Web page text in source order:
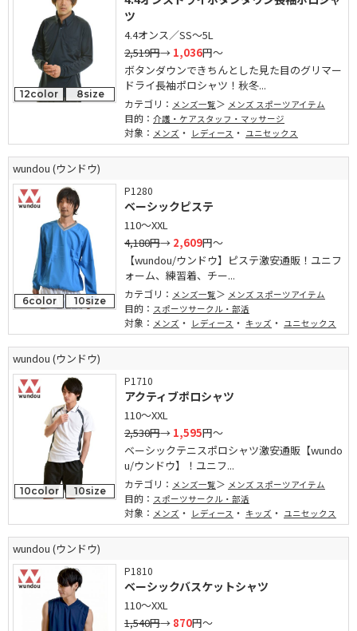
12color 8size
ツ
4.4オンス／SS～5L
2,519円→ 1,036円～
ボタンダウンできちんとした見た目のグリマー
ドライ長袖ポロシャツ！秋冬...
カテゴリ： メンズ一覧 メンズ スポーツアイテム
目的： 介護・ケアスタッフ・マッサージ
対象： メンズ ・ レディース ・ ユニセックス
wundou (ウンドウ)
6color 10size
P1280
ベーシックピステ
110～XXL
4,180円→ 2,609円～
【wundou/ウンドウ】ピステ激安通販！ユニフ
ォーム、練習着、チー...
カテゴリ： メンズ一覧 メンズ スポーツアイテム
目的： スポーツサークル・部活
対象： メンズ ・ レディース ・ キッズ ・ ユニセックス
wundou (ウンドウ)
10color 10size
P1710
アクティブポロシャツ
110～XXL
2,530円→ 1,595円～
ベーシックテニスポロシャツ激安通販【wundo
u/ウンドウ】！ユニフ...
カテゴリ： メンズ一覧 メンズ スポーツアイテム
目的： スポーツサークル・部活
対象： メンズ ・ レディース ・ キッズ ・ ユニセックス
wundou (ウンドウ)
P1810
ベーシックバスケットシャツ
110～XXL
1,540円→ 870円～